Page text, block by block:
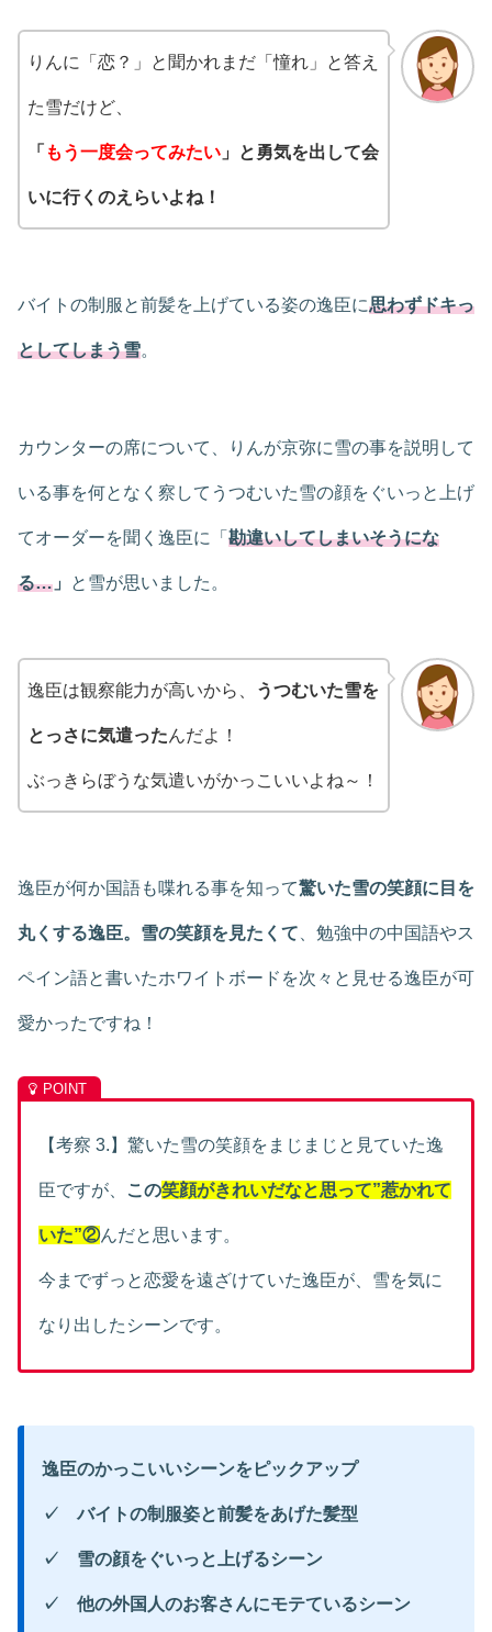
りんに「恋？」と聞かれまだ「憧れ」と答え
た雪だけど、
「 もう一度会ってみたい 」と勇気を出して会
いに行くのえらいよね！
バイトの制服と前髪を上げている姿の逸臣に思わずドキっ
としてしまう雪。
カウンターの席について、りんが京弥に雪の事を説明して
いる事を何となく察してうつむいた雪の顔をぐいっと上げ
てオーダーを聞く逸臣に「 勘違いしてしまいそうにな
る… 」 と雪が思いました。
逸臣は観察能力が高いから、 うつむいた雪を
とっさに気遣ったんだよ！
ぶっきらぼうな気遣いがかっこいいよね～！
逸臣が何か国語も喋れる事を知って驚いた雪の笑顔に目を
丸くする逸臣。雪の笑顔を見たくて 、勉強中の中国語やス
ペイン語と書いたホワイトボードを次々と見せる逸臣が可
愛かったですね！
【考察 3.】驚いた雪の笑顔をまじまじと見ていた逸
臣ですが、 この笑顔がきれいだなと思って”惹かれて
いた”②んだと思います。
今までずっと恋愛を遠ざけていた逸臣が、雪を気に
なり出したシーンです。
逸臣のかっこいいシーンをピックアップ
✓ バイトの制服姿と前髪をあげた髪型
✓ 雪の顔をぐいっと上げるシーン
✓ 他の外国人のお客さんにモテているシーン